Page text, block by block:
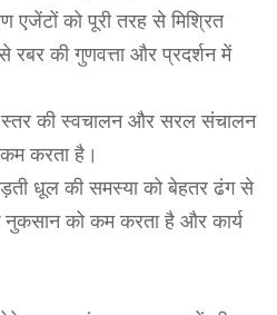
एजेंटों को पूरी तरह से मिश्रित
की गुणवत्ता और प्रदर्शन में
की स्वचालन और सरल संचालन
कम करता है।
धूल की समस्या को बेहतर ढंग से
को कम करता है और कार्य